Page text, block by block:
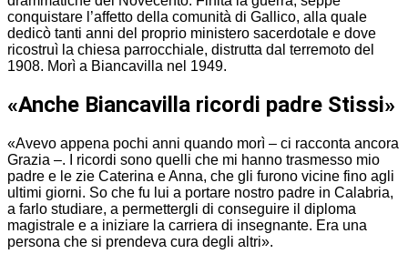
conquistare l’affetto della comunità di Gallico, alla quale
dedicò tanti anni del proprio ministero sacerdotale e dove
ricostruì la chiesa parrocchiale, distrutta dal terremoto del
1908. Morì a Biancavilla nel 1949.
«Anche Biancavilla ricordi padre Stissi»
«Avevo appena pochi anni quando morì – ci racconta ancora
Grazia –. I ricordi sono quelli che mi hanno trasmesso mio
padre e le zie Caterina e Anna, che gli furono vicine fino agli
ultimi giorni. So che fu lui a portare nostro padre in Calabria,
a farlo studiare, a permettergli di conseguire il diploma
magistrale e a iniziare la carriera di insegnante. Era una
persona che si prendeva cura degli altri».